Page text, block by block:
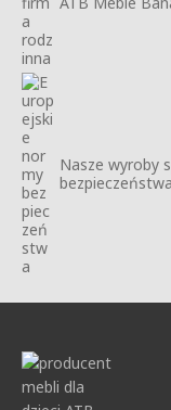
Nasze wyroby
bezpieczeństwa